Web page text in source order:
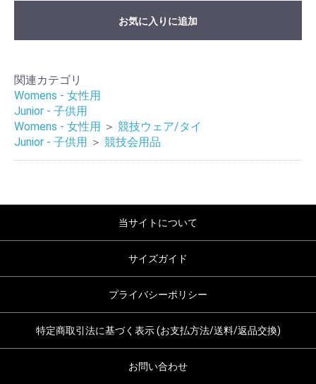
お気に入りに追加
関連カテゴリ
Womens - 女性用
Junior - 子供用
Womens - 女性用 ＞ 競技ウェア/タイ
Junior - 子供用 ＞ 競技会用品
当サイトについて
サイズガイド
プライバシーポリシー
特定商取引法に基づく表示 (お支払方法/送料/返品交換)
お問い合わせ